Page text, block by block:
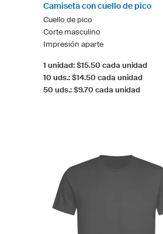
Camiseta con cuello de pico
Cuello de pico
Corte masculino
Impresión aparte
1 unidad: $15.50 cada unidad
10 uds.: $14.50 cada unidad
50 uds.: $9.70 cada unidad